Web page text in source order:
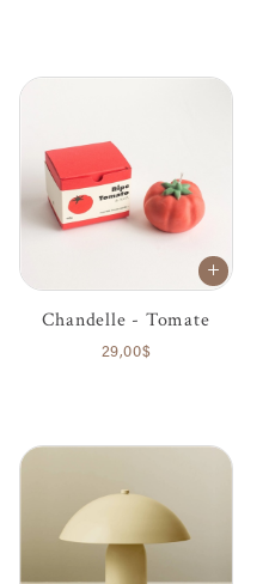
Chandelle - Tomate
29,00$